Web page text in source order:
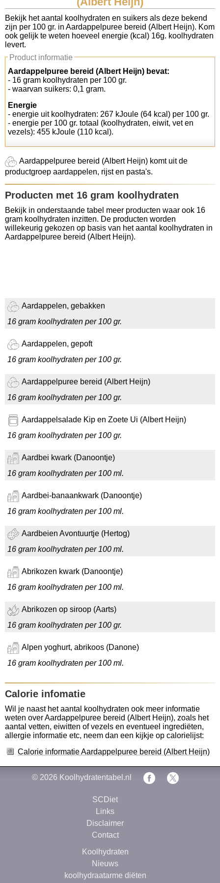
Koolhydraten tellen
Links
Bekijk het aantal koolhydraten en suikers als deze bekend
zijn per 100 gr. in Aardappelpuree bereid (Albert Heijn). Kom
ook gelijk te weten hoeveel energie (kcal) 16g. koolhydraten
levert.
Product informatie
Aardappelpuree bereid (Albert Heijn) bevat:
- 16 gram koolhydraten per 100 gr.
- waarvan suikers: 0,1 gram.
Energie
- energie uit koolhydraten: 267 kJoule (64 kcal) per 100 gr.
- energie per 100 gr. totaal (koolhydraten, eiwit, vet en
vezels): 455 kJoule (110 kcal).
Aardappelpuree bereid (Albert Heijn) komt uit de
productgroep aardappelen, rijst en pasta's.
Producten met 16 gram koolhydraten
Bekijk in onderstaande tabel meer producten waar ook 16
gram koolhydraten inzitten. De producten worden
willekeurig gekozen op basis van het aantal koolhydraten in
Aardappelpuree bereid (Albert Heijn).
Aardappelen, gebakken
16 gram koolhydraten per 100 gr.
Aardappelen, gepoft
16 gram koolhydraten per 100 gr.
Aardappelpuree bereid (Albert Heijn)
16 gram koolhydraten per 100 gr.
Aardappelsalade Kip en Zoete Ui (Albert Heijn)
16 gram koolhydraten per 100 gr.
Aardbei kwark (Danoontje)
16 gram koolhydraten per 100 ml.
Aardbei-banaankwark (Danoontje)
16 gram koolhydraten per 100 ml.
Aardbeien Avontuurtje (Hertog)
16 gram koolhydraten per 100 ml.
Abrikozen kwark (Danoontje)
16 gram koolhydraten per 100 ml.
Abrikozen op siroop (Aarts)
16 gram koolhydraten per 100 gr.
Alpen yoghurt, abrikoos (Danone)
16 gram koolhydraten per 100 ml.
Calorie infomatie
Wil je naast het aantal koolhydraten ook meer informatie
weten over Aardappelpuree bereid (Albert Heijn), zoals het
aantal vetten, eiwitten of vezels en eventueel ingrediëten,
allergie informatie etc, neem dan een kijkje op calorielijst:
Calorie informatie Aardappelpuree bereid (Albert Heijn)
© 2026 Koolhydratentabel.nl
SCDiet
Links
Disclaimer
Contact
Koolhydraten
Nieuws
koolhydraatarme diëten